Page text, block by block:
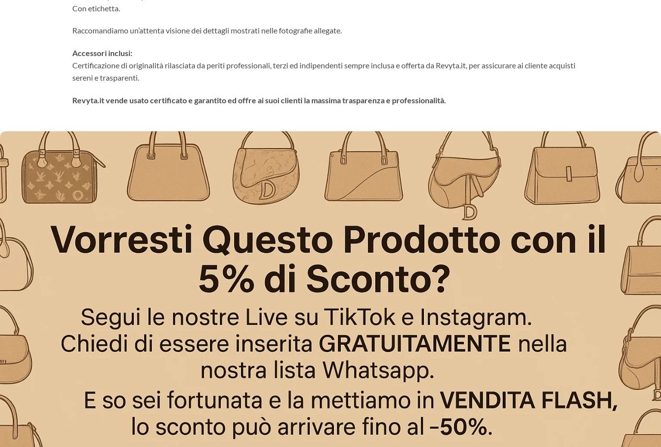
Con etichetta.
Raccomandiamo un’attenta visione dei dettagli mostrati nelle fotografie allegate.
Accessori inclusi:
Certificazione di originalità rilasciata da periti professionali, terzi ed indipendenti sempre inclusa e offerta da Revyta.it, per assicurare ai cliente acquisti
sereni e trasparenti.
Revyta.it vende usato certificato e garantito ed offre ai suoi clienti la massima trasparenza e professionalità.